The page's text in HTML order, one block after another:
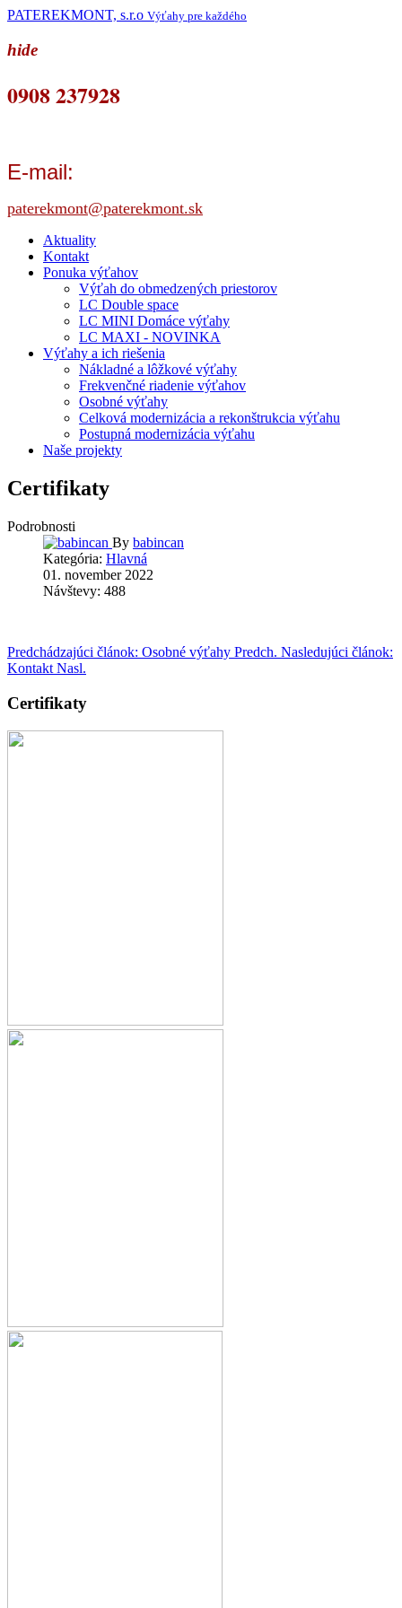
PATEREKMONT, s.r.o Výťahy pre každého
hide
0908 237928
E-mail:
paterekmont@paterekmont.sk
Aktuality
Kontakt
Ponuka výťahov
Výťah do obmedzených priestorov
LC Double space
LC MINI Domáce výťahy
LC MAXI - NOVINKA
Výťahy a ich riešenia
Nákladné a lôžkové výťahy
Frekvenčné riadenie výťahov
Osobné výťahy
Celková modernizácia a rekonštrukcia výťahu
Postupná modernizácia výťahu
Naše projekty
Certifikaty
Podrobnosti
By babincan
Kategória: Hlavná
01. november 2022
Návštevy: 488
Predchádzajúci článok: Osobné výťahy Predch. Nasledujúci článok:
Kontakt Nasl.
Certifikaty